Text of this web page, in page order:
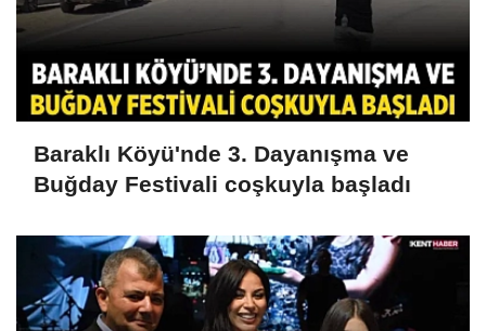
Baraklı Köyü'nde 3. Dayanışma ve
Buğday Festivali coşkuyla başladı